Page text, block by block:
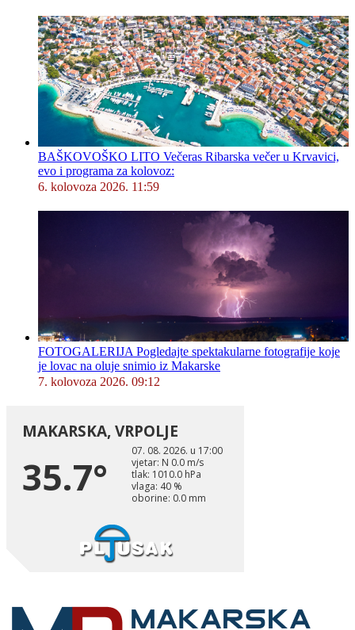
BAŠKOVOŠKO LITO Večeras Ribarska večer u Krvavici,
evo i programa za kolovoz:
6. kolovoza 2026. 11:59
FOTOGALERIJA Pogledajte spektakularne fotografije koje
je lovac na oluje snimio iz Makarske
7. kolovoza 2026. 09:12